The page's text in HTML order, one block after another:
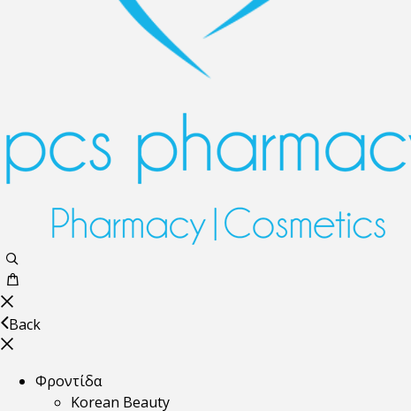
Back
Φροντίδα
Korean Beauty